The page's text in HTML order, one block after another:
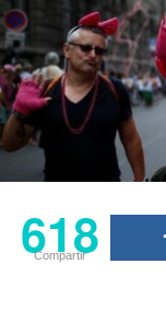
618
Compartir